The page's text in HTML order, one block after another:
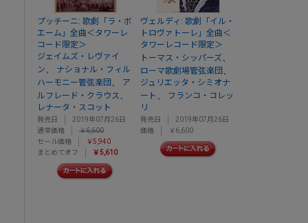
プッチーニ: 歌劇「ラ・ボ
エーム」全曲＜タワーレ
コード限定＞
ジェイムズ・レヴァイ
ン
ナショナル・フィル
ハーモニー管弦楽団
ア
ルフレード・クラウス
レナータ・スコット
発売日
2019年07月26日
通常価格
￥6,600
セール価格
￥5,940
まとめてオフ
￥5,610
ヴェルディ: 歌劇「イル・
トロヴァトーレ」全曲＜
タワーレコード限定＞
トーマス・シッパーズ
ローマ歌劇場管弦楽団
ジュリエッタ・シミオナ
ート
フランコ・コレッ
リ
発売日
2019年07月26日
価格
￥6,600